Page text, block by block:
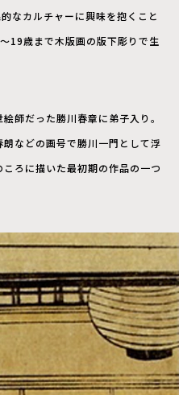
なカルチャーに興味を抱くこと
19歳まで木版画の版下彫りで生
師だった勝川春章に弟子入り。
などの画号で勝川一門として浮
ろに描いた最初期の作品の一つ